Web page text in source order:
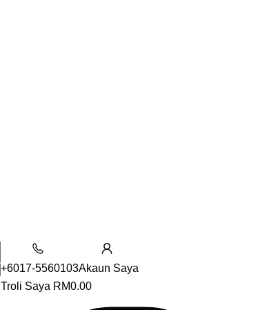
+6017-5560103Akaun Saya
Troli Saya RM0.00